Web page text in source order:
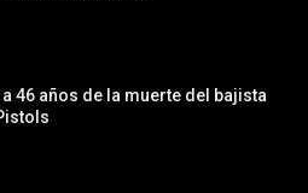
46 años de la muerte del bajista